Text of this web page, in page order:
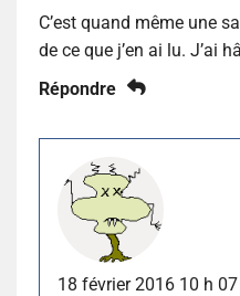
C’est quand même une
de ce que j’en ai lu. J’ai
Répondre
18 février 2016 10 h